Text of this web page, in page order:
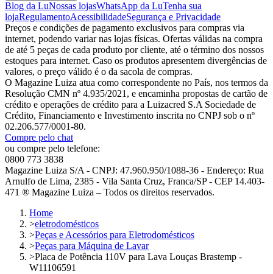
Blog da LuNossas lojasWhatsApp da LuTenha sua
lojaRegulamentoAcessibilidadeSegurança e Privacidade
Preços e condições de pagamento exclusivos para compras via
internet, podendo variar nas lojas físicas. Ofertas válidas na compra
de até 5 peças de cada produto por cliente, até o término dos nossos
estoques para internet. Caso os produtos apresentem divergências de
valores, o preço válido é o da sacola de compras.
O Magazine Luiza atua como correspondente no País, nos termos da
Resolução CMN nº 4.935/2021, e encaminha propostas de cartão de
crédito e operações de crédito para a Luizacred S.A Sociedade de
Crédito, Financiamento e Investimento inscrita no CNPJ sob o nº
02.206.577/0001-80.
Compre pelo chat
ou compre pelo telefone:
0800 773 3838
Magazine Luiza S/A - CNPJ: 47.960.950/1088-36 - Endereço: Rua
Arnulfo de Lima, 2385 - Vila Santa Cruz, Franca/SP - CEP 14.403-
471 ® Magazine Luiza – Todos os direitos reservados.
Home
>eletrodomésticos
>Peças e Acessórios para Eletrodomésticos
>Peças para Máquina de Lavar
>Placa de Potência 110V para Lava Louças Brastemp -
W11106591